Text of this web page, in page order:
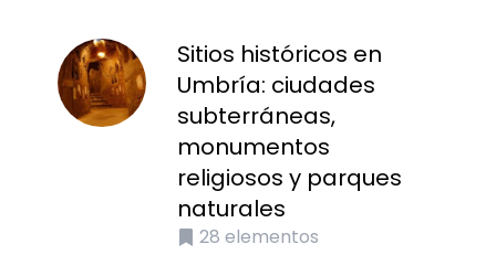
Sitios históricos en
Umbría: ciudades
subterráneas,
monumentos
religiosos y parques
naturales
28 elementos